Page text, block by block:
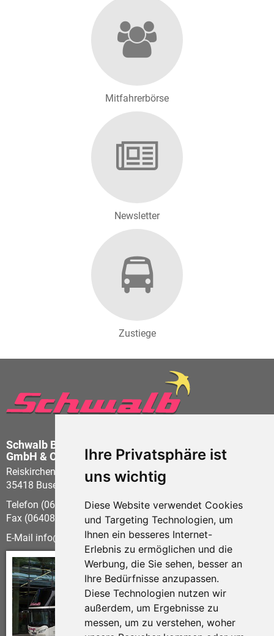
Ihre Privatsphäre ist
uns wichtig
Diese Website verwendet Cookies
und Targeting Technologien, um
Ihnen ein besseres Internet-
Erlebnis zu ermöglichen und die
Werbung, die Sie sehen, besser an
Ihre Bedürfnisse anzupassen.
Diese Technologien nutzen wir
außerdem, um Ergebnisse zu
messen, um zu verstehen, woher
JOBS
Büromanagement
Disposition
Finanzwesen
FUNDSACHEN
Mitfahrerbörse
Newsletter
Zustiege
Schwalb Busbetrieb
GmbH & Co KG
Reiskirchener Str. 21
35418 Buseck - Beuern
Telefon (06408) 60 58-0
Fax (06408) 60 58-21
E-Mail info schwalb-reisen.de